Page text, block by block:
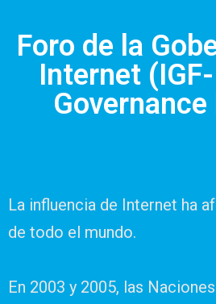
Foro de la
Internet
La influencia de Internet ha
de todo el mundo.
En 2003 y 2005, las